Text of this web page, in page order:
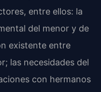
entre ellos: la
del menor y de
existente entre
las necesidades del
con hermanos